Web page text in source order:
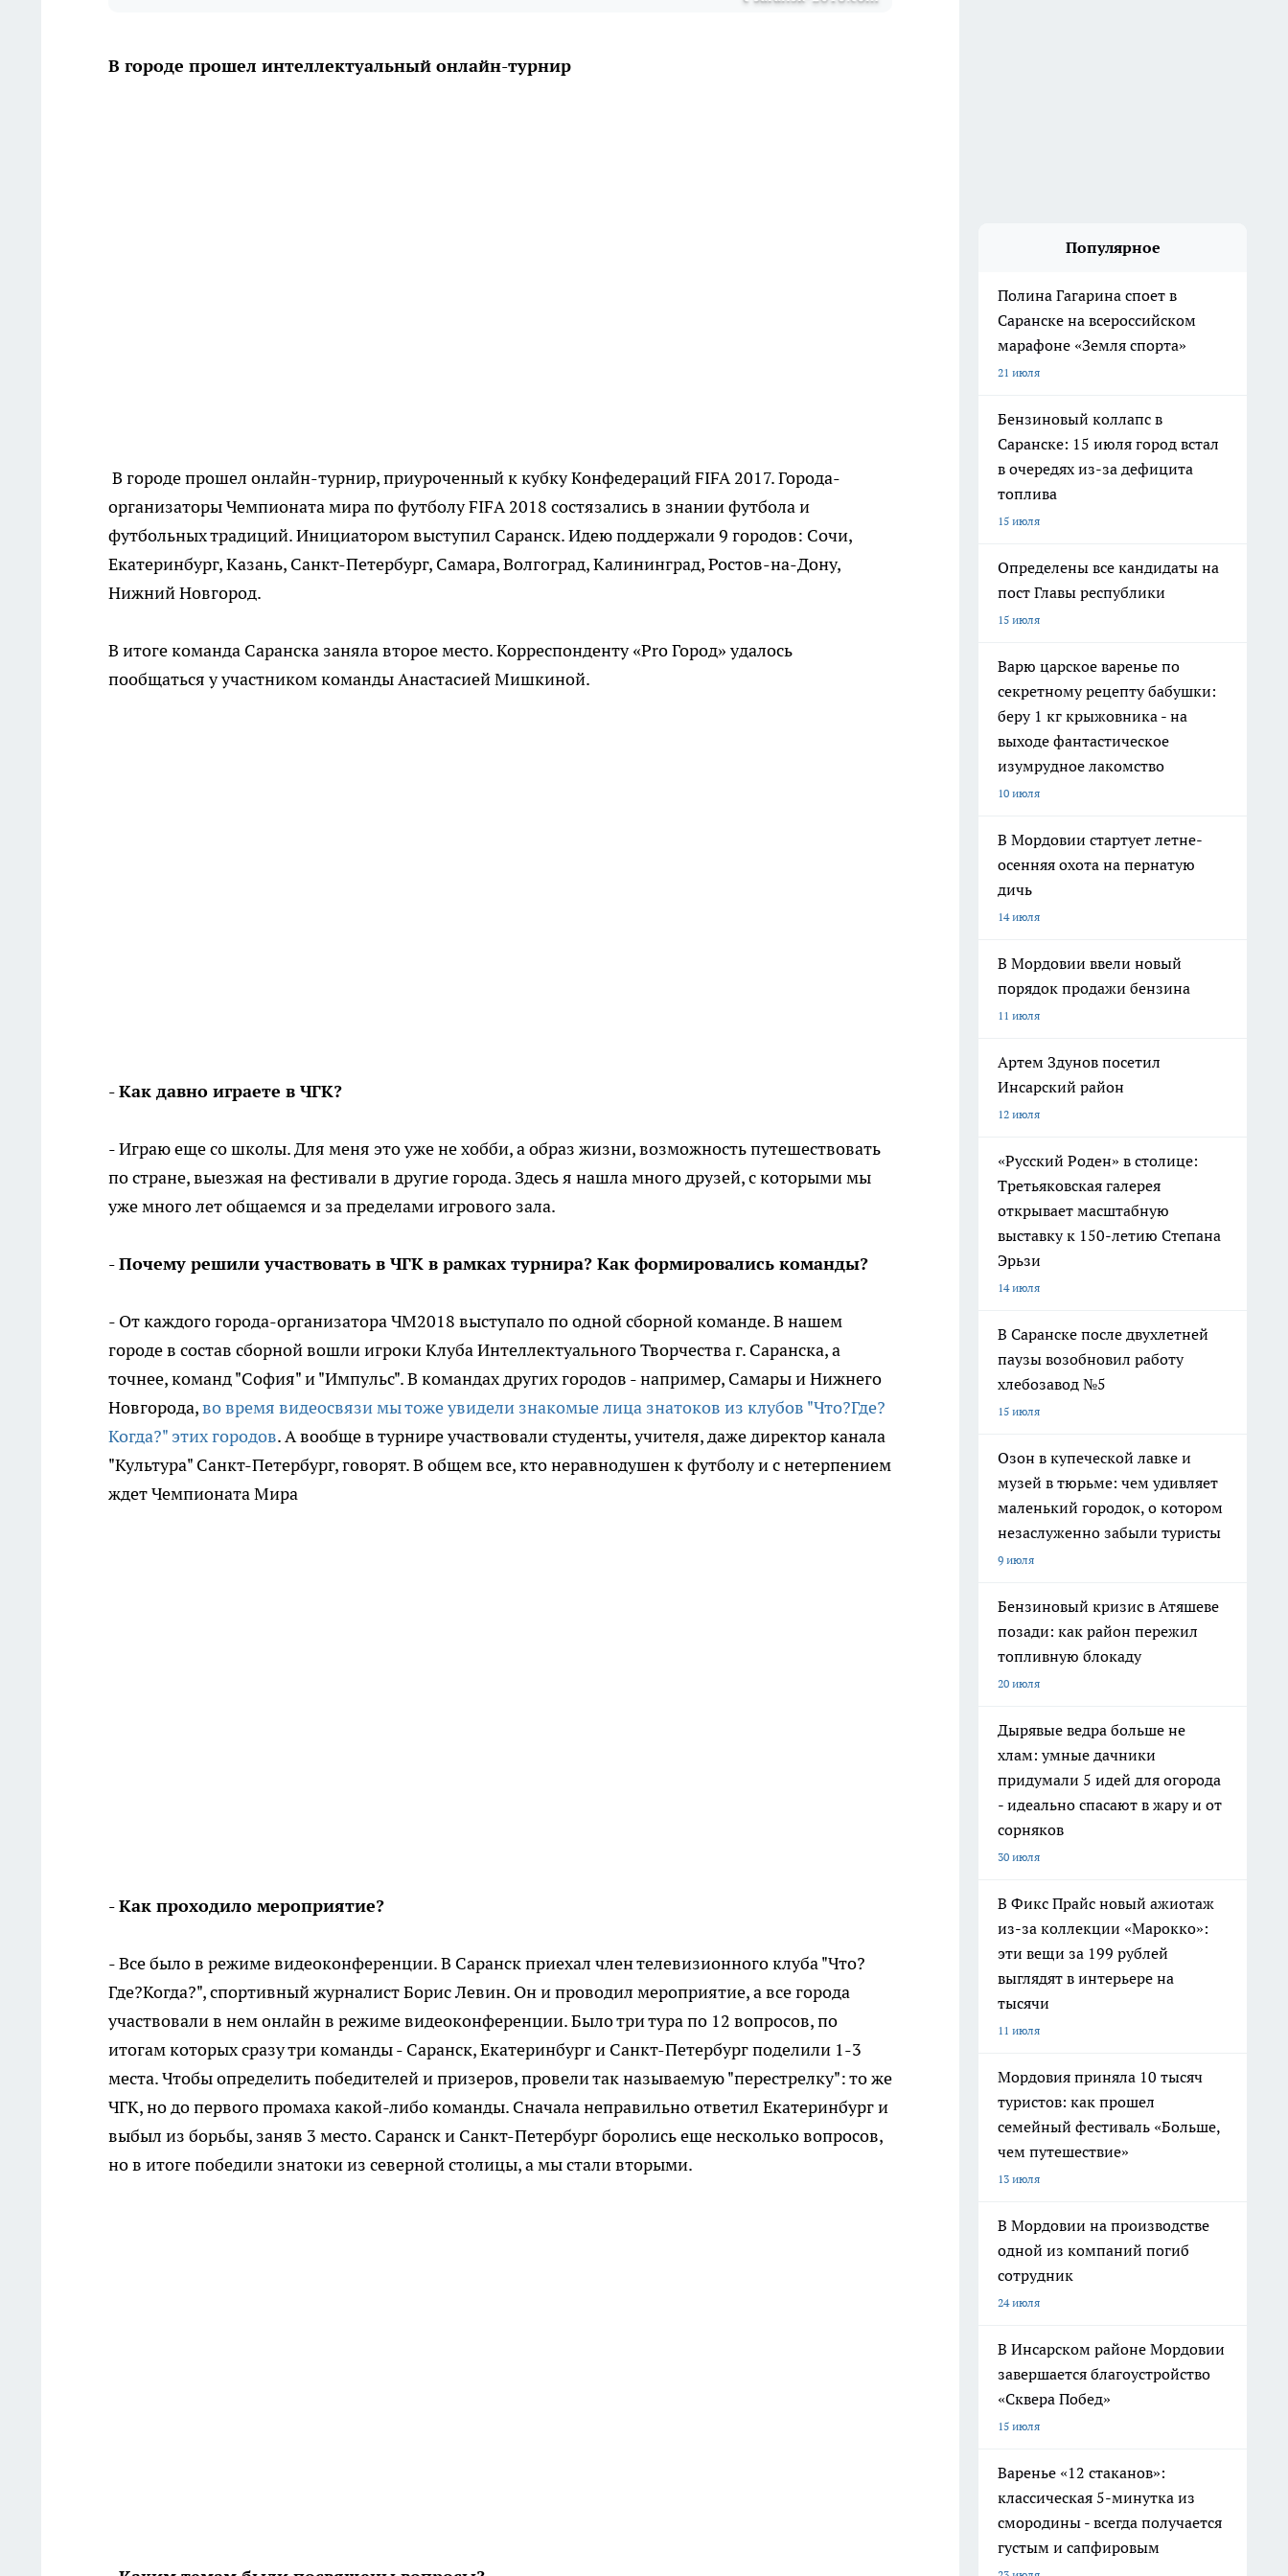
В городе прошел интеллектуальный онлайн-турнир
В городе прошел онлайн-турнир, приуроченный к кубку Конфедераций FIFA 2017. Города-
организаторы Чемпионата мира по футболу FIFА 2018 состязались в знании футбола и
футбольных традиций. Инициатором выступил Саранск. Идею поддержали 9 городов: Сочи,
Екатеринбург, Казань, Санкт-Петербург, Самара, Волгоград, Калининград, Ростов-на-Дону,
Нижний Новгород.
В итоге команда Саранска заняла второе место. Корреспонденту «Pro Город» удалось
пообщаться у участником команды Анастасией Мишкиной.
- Как давно играете в ЧГК?
- Играю еще со школы. Для меня это уже не хобби, а образ жизни, возможность путешествовать
по стране, выезжая на фестивали в другие города. Здесь я нашла много друзей, с которыми мы
уже много лет общаемся и за пределами игрового зала.
- Почему решили участвовать в ЧГК в рамках турнира? Как формировались команды?
- От каждого города-организатора ЧМ2018 выступало по одной сборной команде. В нашем
городе в состав сборной вошли игроки Клуба Интеллектуального Творчества г. Саранска, а
точнее, команд "София" и "Импульс". В командах других городов - например, Самары и Нижнего
Новгорода,во время видеосвязи мы тоже увидели знакомые лица знатоков из клубов "Что?Где?
Когда?" этих городов. А вообще в турнире участвовали студенты, учителя, даже директор канала
"Культура" Санкт-Петербург, говорят. В общем все, кто неравнодушен к футболу и с нетерпением
ждет Чемпионата Мира
- Как проходило мероприятие?
- Все было в режиме видеоконференции. В Саранск приехал член телевизионного клуба "Что?
Где?Когда?", спортивный журналист Борис Левин. Он и проводил мероприятие, а все города
участвовали в нем онлайн в режиме видеоконференции. Было три тура по 12 вопросов, по
итогам которых сразу три команды - Саранск, Екатеринбург и Санкт-Петербург поделили 1-3
места. Чтобы определить победителей и призеров, провели так называемую "перестрелку": то же
ЧГК, но до первого промаха какой-либо команды. Сначала неправильно ответил Екатеринбург и
выбыл из борьбы, заняв 3 место. Саранск и Санкт-Петербург боролись еще несколько вопросов,
но в итоге победили знатоки из северной столицы, а мы стали вторыми.
Популярное
Полина Гагарина споет в
Саранске на всероссийском
марафоне «Земля спорта»
21 июля
Бензиновый коллапс в
Саранске: 15 июля город встал
в очередях из-за дефицита
топлива
15 июля
Определены все кандидаты на
пост Главы республики
15 июля
Варю царское варенье по
секретному рецепту бабушки:
беру 1 кг крыжовника - на
выходе фантастическое
изумрудное лакомство
10 июля
В Мордовии стартует летне-
осенняя охота на пернатую
дичь
14 июля
В Мордовии ввели новый
порядок продажи бензина
11 июля
Артем Здунов посетил
Инсарский район
12 июля
«Русский Роден» в столице:
Третьяковская галерея
открывает масштабную
выставку к 150-летию Степана
Эрьзи
14 июля
В Саранске после двухлетней
паузы возобновил работу
хлебозавод №5
15 июля
Озон в купеческой лавке и
музей в тюрьме: чем удивляет
маленький городок, о котором
незаслуженно забыли туристы
9 июля
Бензиновый кризис в Атяшеве
позади: как район пережил
топливную блокаду
20 июля
Дырявые ведра больше не
хлам: умные дачники
придумали 5 идей для огорода
- идеально спасают в жару и от
сорняков
30 июля
В Фикс Прайс новый ажиотаж
из-за коллекции «Марокко»:
эти вещи за 199 рублей
выглядят в интерьере на
тысячи
11 июля
Мордовия приняла 10 тысяч
туристов: как прошел
семейный фестиваль «Больше,
чем путешествие»
13 июля
В Мордовии на производстве
одной из компаний погиб
сотрудник
24 июля
В Инсарском районе Мордовии
завершается благоустройство
«Сквера Побед»
15 июля
Варенье «12 стаканов»:
классическая 5-минутка из
смородины - всегда получается
густым и сапфировым